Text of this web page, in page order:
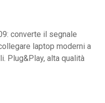
converte il segnale
laptop moderni a
Plug&Play, alta qualità